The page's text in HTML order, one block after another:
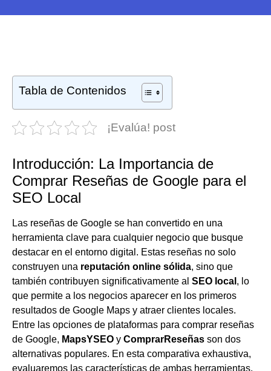
Tabla de Contenidos
¡Evalúa! post
Introducción: La Importancia de
Comprar Reseñas de Google para el
SEO Local
Las reseñas de Google se han convertido en una
herramienta clave para cualquier negocio que busque
destacar en el entorno digital. Estas reseñas no solo
construyen una reputación online sólida, sino que
también contribuyen significativamente al SEO local , lo
que permite a los negocios aparecer en los primeros
resultados de Google Maps y atraer clientes locales.
Entre las opciones de plataformas para comprar reseñas
de Google, MapsYSEO y ComprarReseñas son dos
alternativas populares. En esta comparativa exhaustiva,
evaluaremos las características de ambas herramientas,